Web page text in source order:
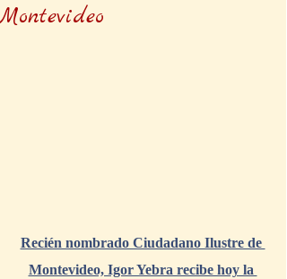
Montevideo
Recién nombrado Ciudadano Ilustre de
Montevideo, Igor Yebra recibe hoy la